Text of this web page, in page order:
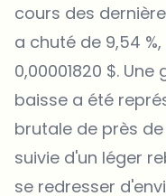
cours des
a chuté de 9,54
0,00001820 $.
baisse a été
brutale de près de
suivie d'un léger
se redresser